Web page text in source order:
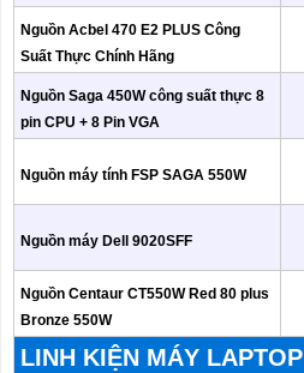
Nguồn Acbel 470 E2 PLUS Công
Suất Thực Chính Hãng
Nguồn Saga 450W công suất thực 8
pin CPU + 8 Pin VGA
Nguồn máy tính FSP SAGA 550W
Nguồn máy Dell 9020SFF
Nguồn Centaur CT550W Red 80 plus
Bronze 550W
LINH KIỆN MÁY LAPTOP